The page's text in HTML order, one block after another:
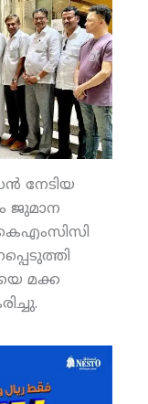
നേടിയ
ജുമാന
മക്ക